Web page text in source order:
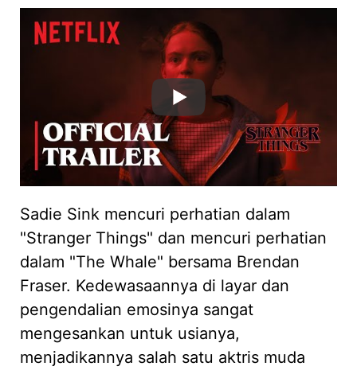
Sadie Sink mencuri perhatian dalam
"Stranger Things" dan mencuri perhatian
dalam "The Whale" bersama Brendan
Fraser. Kedewasaannya di layar dan
pengendalian emosinya sangat
mengesankan untuk usianya,
menjadikannya salah satu aktris muda